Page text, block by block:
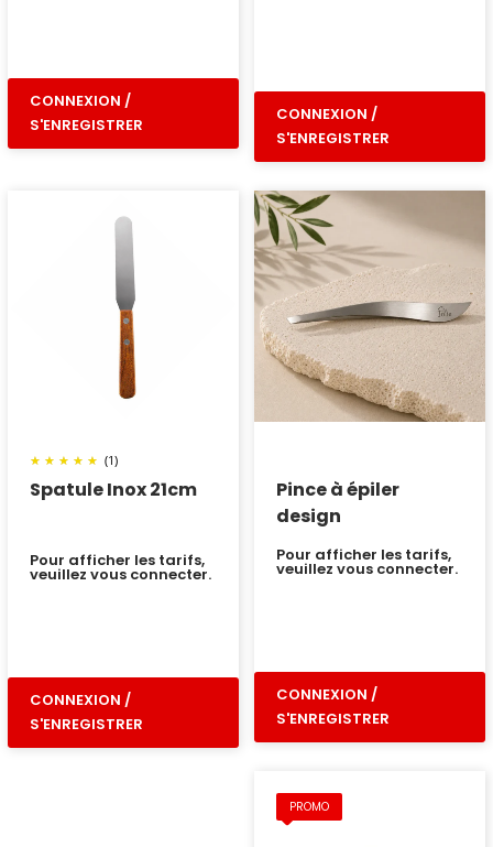
CONNEXION /
S'ENREGISTRER
CONNEXION /
S'ENREGISTRER
Spatule Inox 21cm
(1)
Pour afficher les tarifs,
veuillez vous connecter.
CONNEXION /
S'ENREGISTRER
Pince à épiler
design
Pour afficher les tarifs,
veuillez vous connecter.
CONNEXION /
S'ENREGISTRER
PROMO